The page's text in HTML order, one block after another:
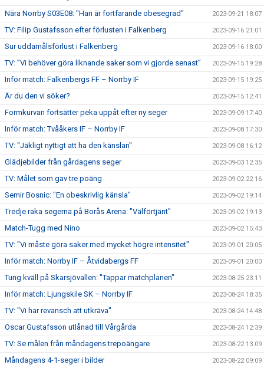
Nära Norrby S03E08: "Han är fortfarande obesegrad" 2023-09-21 18:07
TV: Filip Gustafsson efter förlusten i Falkenberg 2023-09-16 21:01
Sur uddamålsförlust i Falkenberg 2023-09-16 18:00
TV: ”Vi behöver göra liknande saker som vi gjorde senast” 2023-09-15 19:28
Inför match: Falkenbergs FF – Norrby IF 2023-09-15 19:25
Är du den vi söker? 2023-09-15 12:41
Formkurvan fortsätter peka uppåt efter ny seger 2023-09-09 17:40
Inför match: Tvååkers IF – Norrby IF 2023-09-08 17:30
TV: "Jäkligt nyttigt att ha den känslan" 2023-09-08 16:12
Glädjebilder från gårdagens seger 2023-09-03 12:35
TV: Målet som gav tre poäng 2023-09-02 22:16
Semir Bosnic: "En obeskrivlig känsla" 2023-09-02 19:14
Tredje raka segerna på Borås Arena: "Välförtjänt" 2023-09-02 19:13
Match-Tugg med Nino 2023-09-02 15:43
TV: "Vi måste göra saker med mycket högre intensitet" 2023-09-01 20:05
Inför match: Norrby IF – Åtvidabergs FF 2023-09-01 20:00
Tung kväll på Skarsjövallen: "Tappar matchplanen" 2023-08-25 23:11
Inför match: Ljungskile SK – Norrby IF 2023-08-24 18:35
TV: "Vi har revansch att utkräva" 2023-08-24 14:48
Oscar Gustafsson utlånad till Vårgårda 2023-08-24 12:39
TV: Se målen från måndagens trepoängare 2023-08-22 13:09
Måndagens 4-1-seger i bilder 2023-08-22 09:09